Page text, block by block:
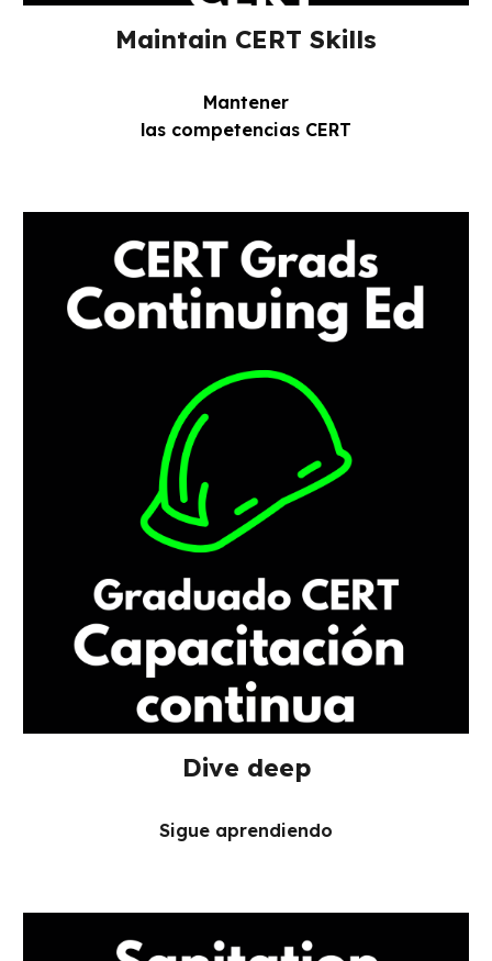
Maintain CERT Skills
Mantener
las competencias CERT
Dive deep
Sigue aprendiendo